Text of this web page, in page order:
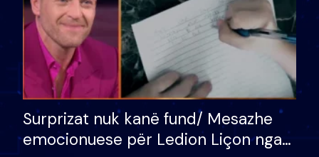
Surprizat nuk kanë fund/ Mesazhe
emocionuese për Ledion Liçon nga